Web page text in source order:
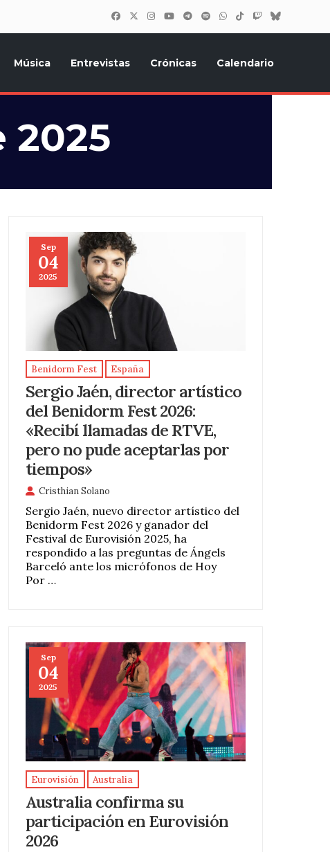
Música Entrevistas Crónicas Calendario
2025
Sep
04
2025
Benidorm Fest España
Sergio Jaén, director artístico
del Benidorm Fest 2026:
«Recibí llamadas de RTVE,
pero no pude aceptarlas por
tiempos»
Cristhian Solano
Sergio Jaén, nuevo director artístico del
Benidorm Fest 2026 y ganador del
Festival de Eurovisión 2025, ha
respondido a las preguntas de Ángels
Barceló ante los micrófonos de Hoy
Por …
Sep
04
2025
Eurovisión Australia
Australia confirma su
participación en Eurovisión
2026